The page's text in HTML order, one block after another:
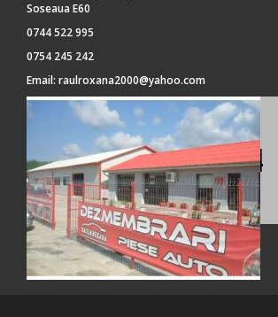
Soseaua E60
0744 522 995
0754 245 242
Email: raulroxana2000@yahoo.com